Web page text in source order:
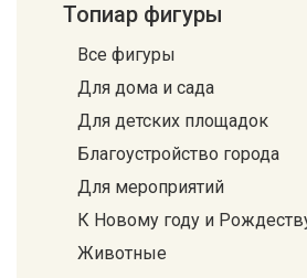
Топиар фигуры
Все фигуры
Для дома и сада
Для детских площадок
Благоустройство города
Для мероприятий
К Новому году и
Животные